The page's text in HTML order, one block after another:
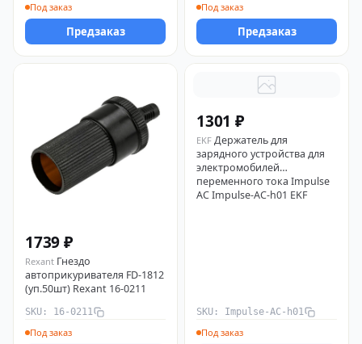
Под заказ
Предзаказ
Под заказ
Предзаказ
1739 ₽
Rexant Гнездо
автоприкуривателя FD-1812
(уп.50шт) Rexant 16-0211
SKU: 16-0211
Под заказ
1301 ₽
EKF Держатель для
зарядного устройства для
электромобилей
переменного тока Impulse
AC Impulse-AC-h01 EKF
SKU: Impulse-AC-h01
Под заказ